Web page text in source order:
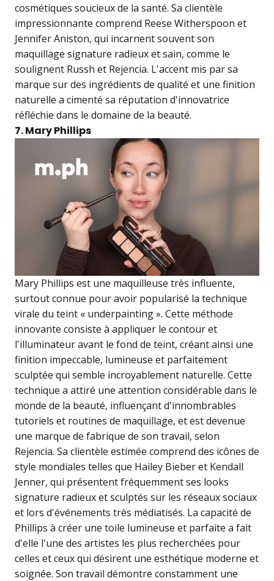
cosmétiques soucieux de la santé. Sa clientèle
impressionnante comprend Reese Witherspoon et
Jennifer Aniston, qui incarnent souvent son
maquillage signature radieux et sain, comme le
soulignent Russh et Rejencia. L'accent mis par sa
marque sur des ingrédients de qualité et une finition
naturelle a cimenté sa réputation d'innovatrice
réfléchie dans le domaine de la beauté.
7. Mary Phillips
Mary Phillips est une maquilleuse très influente,
surtout connue pour avoir popularisé la technique
virale du teint « underpainting ». Cette méthode
innovante consiste à appliquer le contour et
l'illuminateur avant le fond de teint, créant ainsi une
finition impeccable, lumineuse et parfaitement
sculptée qui semble incroyablement naturelle. Cette
technique a attiré une attention considérable dans le
monde de la beauté, influençant d'innombrables
tutoriels et routines de maquillage, et est devenue
une marque de fabrique de son travail, selon
Rejencia. Sa clientèle estimée comprend des icônes de
style mondiales telles que Hailey Bieber et Kendall
Jenner, qui présentent fréquemment ses looks
signature radieux et sculptés sur les réseaux sociaux
et lors d'événements très médiatisés. La capacité de
Phillips à créer une toile lumineuse et parfaite a fait
d'elle l'une des artistes les plus recherchées pour
celles et ceux qui désirent une esthétique moderne et
soignée. Son travail démontre constamment une